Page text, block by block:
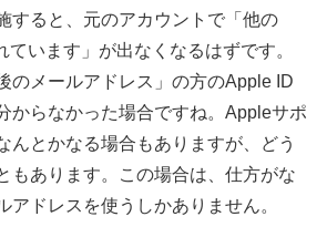
すると、元のアカウントで「他の
ています」が出なくなるはずです。
のメールアドレス」の方のApple ID
からなかった場合ですね。Appleサポ
んとかなる場合もありますが、どう
もあります。この場合は、仕方がな
アドレスを使うしかありません。